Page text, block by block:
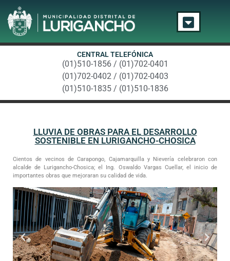
CENTRAL TELEFÓNICA
(01)510-1856 / (01)702-0401
(01)702-0402 / (01)702-0403
(01)510-1835 / (01)510-1836
LLUVIA DE OBRAS PARA EL DESARROLLO
SOSTENIBLE EN LURIGANCHO-CHOSICA
Cientos de vecinos de Carapongo, Cajamarquilla y Nievería celebraron con
alcalde de Lurigancho-Chosica; el Ing. Oswaldo Vargas Cuellar, el inicio de
importantes obras que mejoraran su calidad de vida.